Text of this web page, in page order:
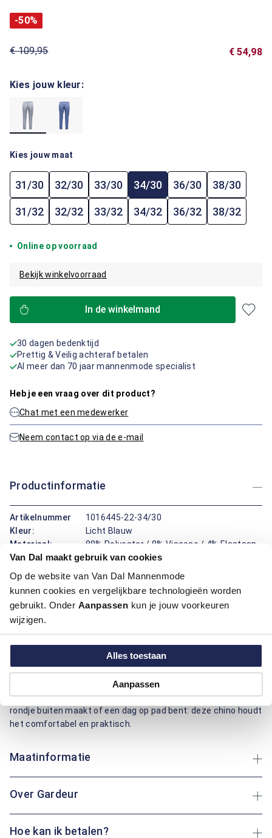
Van Dal maakt gebruik van cookies
Op de website van Van Dal Mannenmode
kunnen cookies en vergelijkbare technologieën worden
gebruikt. Onder Aanpassen kun je jouw voorkeuren
wijzigen.
Alles toestaan
Aanpassen
-50%
€ 109,95 € 54,98
Kies jouw kleur:
Kies jouw maat
31/30 32/30 33/30 34/30 36/30 38/30
31/32 32/32 33/32 34/32 36/32 38/32
Online op voorraad
Bekijk winkelvoorraad
In de winkelmand
30 dagen bedenktijd
Prettig & Veilig achteraf betalen
Al meer dan 70 jaar mannenmode specialist
Heb je een vraag over dit product?
Chat met een medewerker
Neem contact op via de e-mail
Productinformatie
Artikelnummer
1016445-22-34/30
Kleur:
Licht Blauw
Materiaal:
88% Polyester / 8% Viscose / 4% Elastaan,
88% Polyester / 8% Viscose / 4% Elastaan
Pasvorm:
Regular Fit
Motief:
Deze chino van Gardeur draagt prettig en ziet er verzorgd uit.
makkelijk. De mix van polyester, viscose en elastaan voelt
soepel aan, ademt prettig, kreukt minder en beweegt fijn mee
tijdens lopen en zitten. Met vier zakken berg je telefoon,
sleutels en portemonnee handig op, terwijl de riemlussen en
knoopsluiting zorgen voor een nette afwerking. Of je nu een
rondje buiten maakt of een dag op pad bent: deze chino houdt
het comfortabel en praktisch.
Maatinformatie
Over Gardeur
Hoe kan ik betalen?